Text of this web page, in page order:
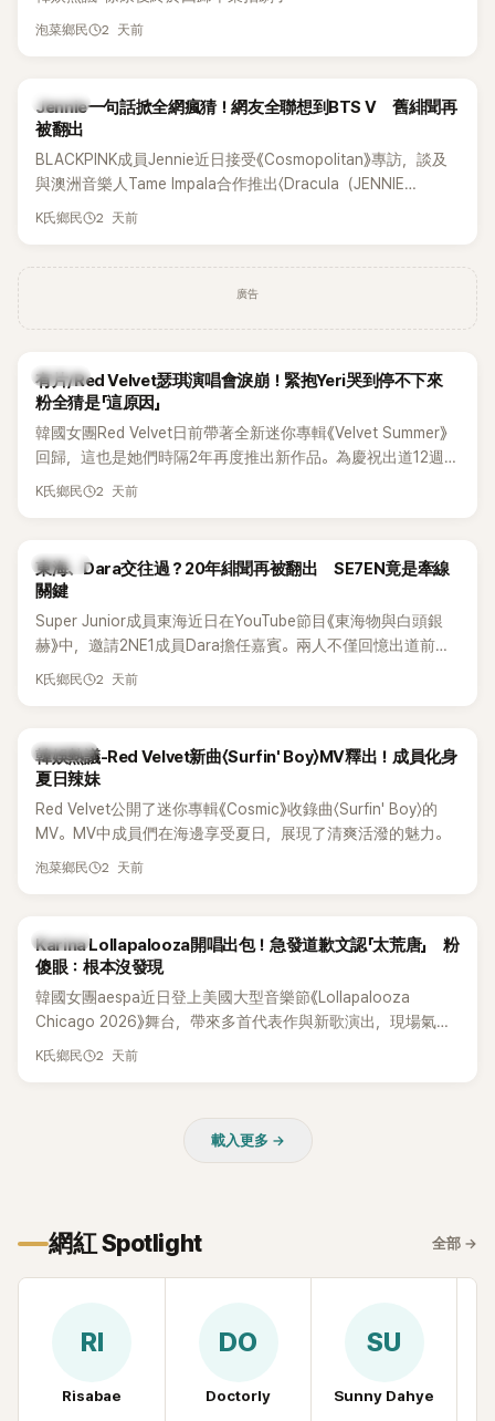
泡菜鄉民 2 天前
K-POP
Jennie一句話掀全網瘋猜！網友全聯想到BTS V 舊緋聞再
被翻出
BLACKPINK成員Jennie近日接受《Cosmopolitan》專訪，談及
與澳洲音樂人Tame Impala合作推出〈Dracula（JENNIE
Remix）〉的幕後故事，沒想到她一句關於「共同朋友」的回答，
K氏鄉民 2 天前
廣告
K-POP
有片/Red Velvet瑟琪演唱會淚崩！緊抱Yeri哭到停不下來
粉全猜是「這原因」
韓國女團Red Velvet日前帶著全新迷你專輯《Velvet Summer》
回歸，這也是她們時隔2年再度推出新作品。為慶祝出道12週
年，五位成員也一連舉辦三場粉絲演唱會，與粉絲共同回顧經
K氏鄉民 2 天前
K-POP
東海、Dara交往過？20年緋聞再被翻出 SE7EN竟是牽線
關鍵
Super Junior成員東海近日在YouTube節目《東海物與白頭銀
赫》中，邀請2NE1成員Dara擔任嘉賓。兩人不僅回憶出道前的
青澀往事，也首度聊起當年鬧得沸沸揚揚的緋聞，讓東海忍不
K氏鄉民 2 天前
熱議討論
韓娛熱議-Red Velvet新曲〈Surfin' Boy〉MV釋出！成員化身
夏日辣妹
Red Velvet公開了迷你專輯《Cosmic》收錄曲〈Surfin' Boy〉的
MV。MV中成員們在海邊享受夏日，展現了清爽活潑的魅力。
泡菜鄉民 2 天前
K-POP
Karina Lollapalooza開唱出包！急發道歉文認「太荒唐」 粉
傻眼：根本沒發現
韓國女團aespa近日登上美國大型音樂節《Lollapalooza
Chicago 2026》舞台，帶來多首代表作與新歌演出，現場氣氛
嗨翻。不過，成員Karina卻在演出後主動坦承，自己因為太緊
K氏鄉民 2 天前
載入更多 →
網紅 Spotlight 全部 →
RI
Risabae
DO
Doctorly
SU
Sunny Dahye